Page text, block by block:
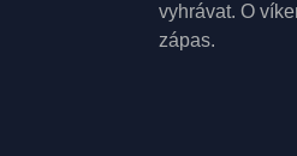
vyhrávat. O
zápas.